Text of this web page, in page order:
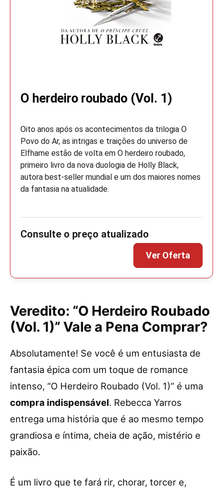
O herdeiro roubado (Vol. 1)
Oito anos após os acontecimentos da trilogia O
Povo do Ar, as intrigas e traições do universo de
Elfhame estão de volta em O herdeiro roubado,
primeiro livro da nova duologia de Holly Black,
autora best-seller mundial e um dos maiores nomes
da fantasia na atualidade.
Veredito: “O Herdeiro Roubado
(Vol. 1)” Vale a Pena Comprar?
Absolutamente! Se você é um entusiasta de
fantasia épica com um toque de romance
intenso, “O Herdeiro Roubado (Vol. 1)” é uma
compra indispensável. Rebecca Yarros
entrega uma história que é ao mesmo tempo
grandiosa e íntima, cheia de ação, mistério e
paixão.
É um livro que te fará rir, chorar, torcer e,